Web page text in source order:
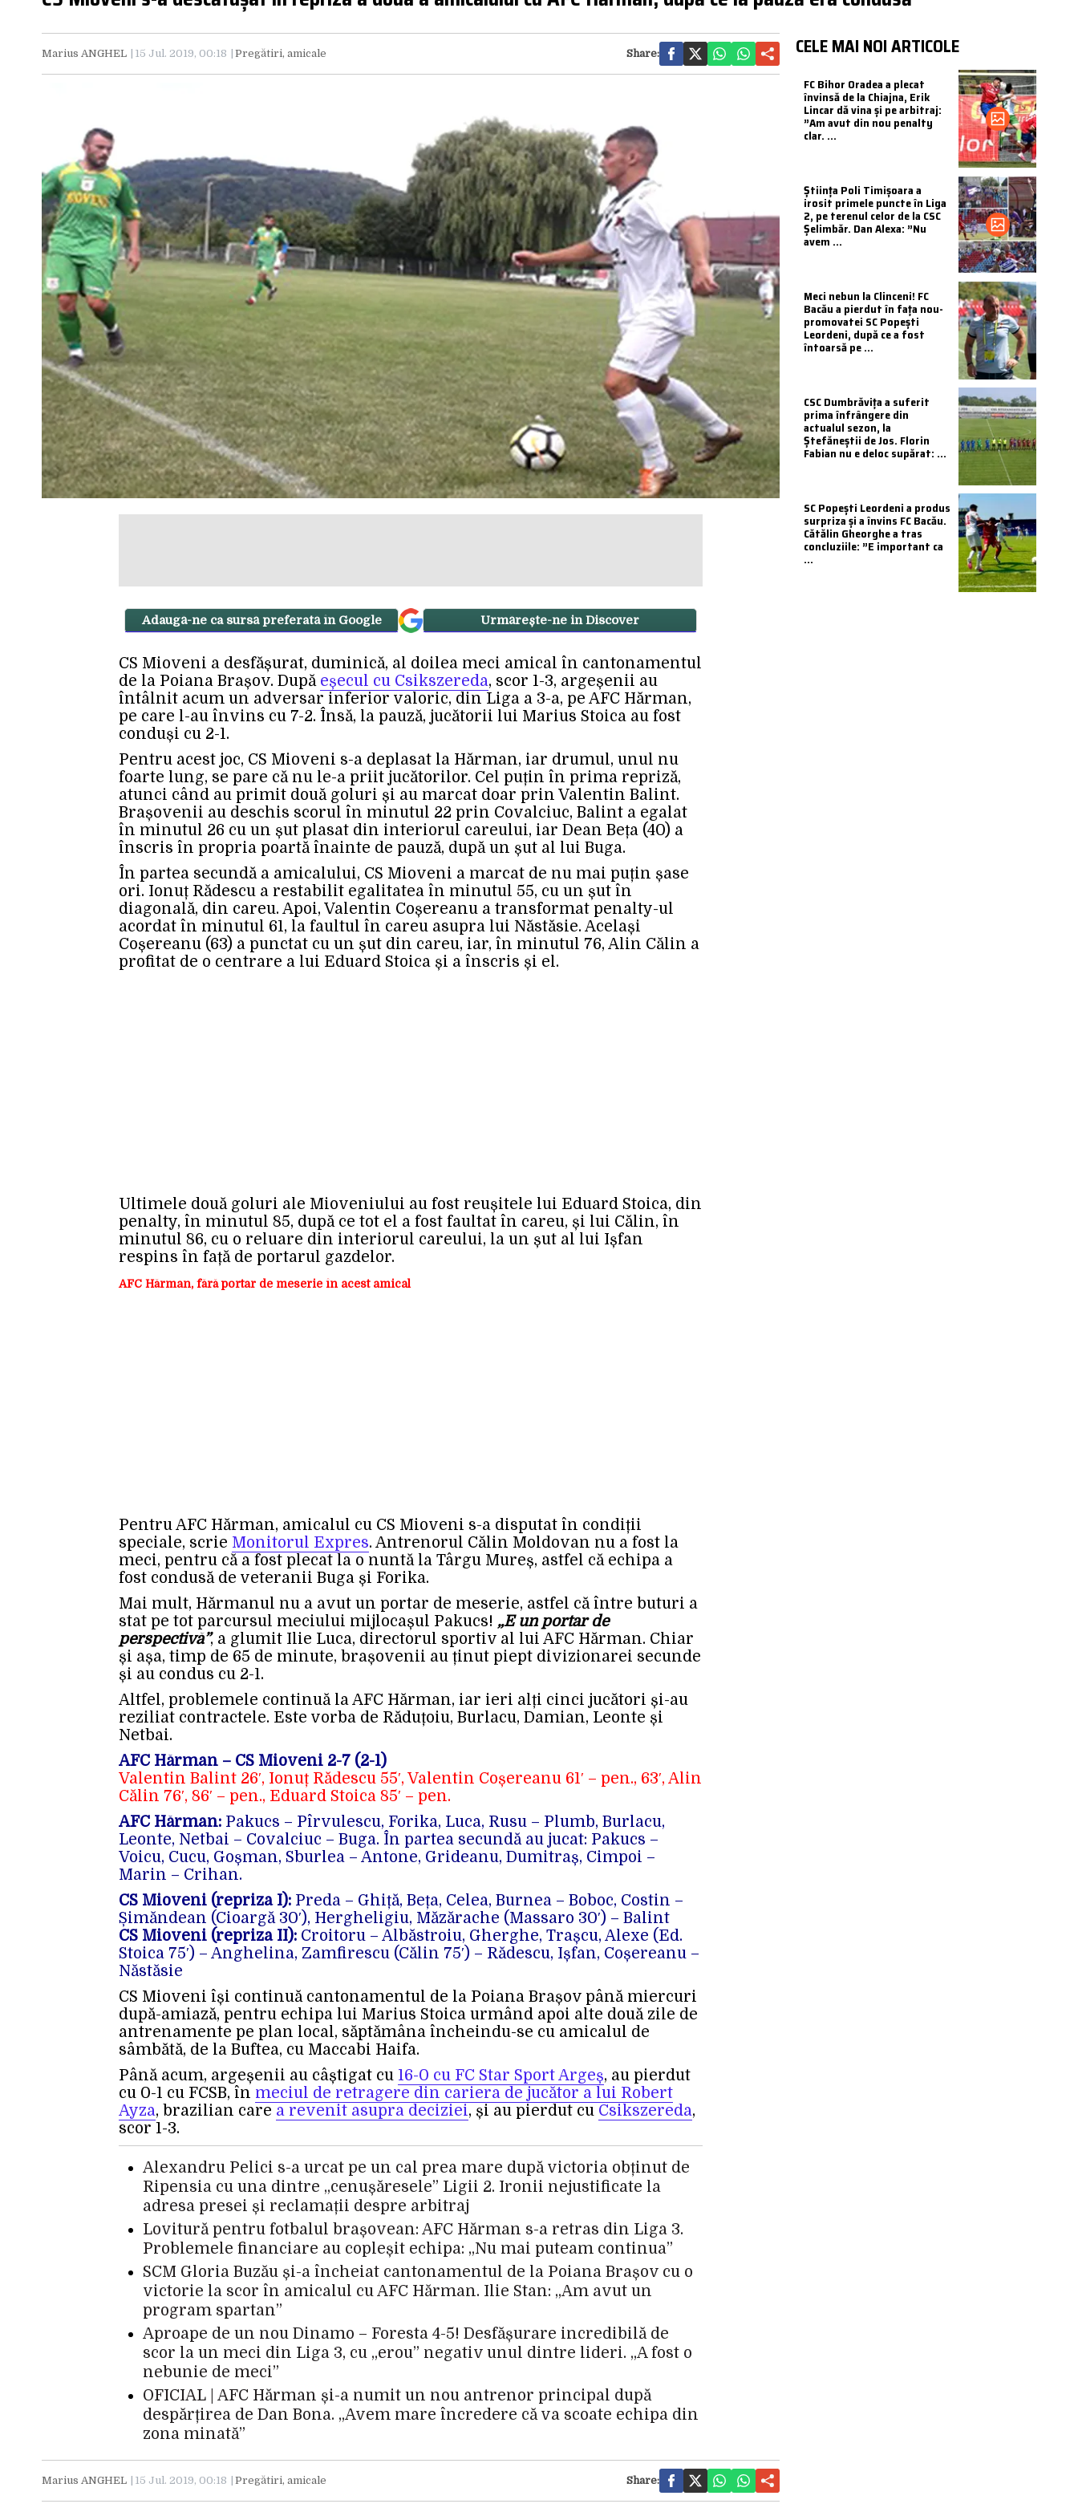
Marius ANGHEL 15 Jul. 2019, 00:18 Pregătiri, amicale Share:
Adaugă-ne ca sursă preferată în Google Urmărește-ne in Discover
CS Mioveni a desfășurat, duminică, al doilea meci amical în cantonamentul
de la Poiana Brașov. După eșecul cu Csikszereda, scor 1-3, argeșenii au
întâlnit acum un adversar inferior valoric, din Liga a 3-a, pe AFC Hărman,
pe care l-au învins cu 7-2. Însă, la pauză, jucătorii lui Marius Stoica au fost
conduși cu 2-1.
Pentru acest joc, CS Mioveni s-a deplasat la Hărman, iar drumul, unul nu
foarte lung, se pare că nu le-a priit jucătorilor. Cel puțin în prima repriză,
atunci când au primit două goluri și au marcat doar prin Valentin Balint.
Brașovenii au deschis scorul în minutul 22 prin Covalciuc, Balint a egalat
în minutul 26 cu un șut plasat din interiorul careului, iar Dean Beța (40) a
înscris în propria poartă înainte de pauză, după un șut al lui Buga.
În partea secundă a amicalului, CS Mioveni a marcat de nu mai puțin șase
ori. Ionuț Rădescu a restabilit egalitatea în minutul 55, cu un șut în
diagonală, din careu. Apoi, Valentin Coșereanu a transformat penalty-ul
acordat în minutul 61, la faultul în careu asupra lui Năstăsie. Același
Coșereanu (63) a punctat cu un șut din careu, iar, în minutul 76, Alin Călin a
profitat de o centrare a lui Eduard Stoica și a înscris și el.
Ultimele două goluri ale Mioveniului au fost reușitele lui Eduard Stoica, din
penalty, în minutul 85, după ce tot el a fost faultat în careu, și lui Călin, în
minutul 86, cu o reluare din interiorul careului, la un șut al lui Ișfan
respins în față de portarul gazdelor.
AFC Hărman, fără portar de meserie în acest amical
Pentru AFC Hărman, amicalul cu CS Mioveni s-a disputat în condiții
speciale, scrie Monitorul Expres. Antrenorul Călin Moldovan nu a fost la
meci, pentru că a fost plecat la o nuntă la Târgu Mureș, astfel că echipa a
fost condusă de veteranii Buga și Forika.
Mai mult, Hărmanul nu a avut un portar de meserie, astfel că între buturi a
stat pe tot parcursul meciului mijlocașul Pakucs! „E un portar de
perspectivă”, a glumit Ilie Luca, directorul sportiv al lui AFC Hărman. Chiar
și așa, timp de 65 de minute, brașovenii au ținut piept divizionarei secunde
și au condus cu 2-1.
Altfel, problemele continuă la AFC Hărman, iar ieri alți cinci jucători și-au
reziliat contractele. Este vorba de Răduțoiu, Burlacu, Damian, Leonte și
Netbai.
AFC Hărman – CS Mioveni 2-7 (2-1)
Valentin Balint 26′, Ionuț Rădescu 55′, Valentin Coșereanu 61′ – pen., 63′, Alin
Călin 76′, 86′ – pen., Eduard Stoica 85′ – pen.
AFC Hărman: Pakucs – Pîrvulescu, Forika, Luca, Rusu – Plumb, Burlacu,
Leonte, Netbai – Covalciuc – Buga. În partea secundă au jucat: Pakucs –
Voicu, Cucu, Goșman, Sburlea – Antone, Grideanu, Dumitraș, Cimpoi –
Marin – Crihan.
CS Mioveni (repriza I): Preda – Ghiță, Beța, Celea, Burnea – Boboc, Costin –
Șimăndean (Cioargă 30′), Hergheligiu, Măzărache (Massaro 30′) – Balint
CS Mioveni (repriza II): Croitoru – Albăstroiu, Gherghe, Trașcu, Alexe (Ed.
Stoica 75′) – Anghelina, Zamfirescu (Călin 75′) – Rădescu, Ișfan, Coșereanu –
Năstăsie
CS Mioveni își continuă cantonamentul de la Poiana Brașov până miercuri
după-amiază, pentru echipa lui Marius Stoica urmând apoi alte două zile de
antrenamente pe plan local, săptămâna încheindu-se cu amicalul de
sâmbătă, de la Buftea, cu Maccabi Haifa.
Până acum, argeșenii au câștigat cu 16-0 cu FC Star Sport Argeș, au pierdut
cu 0-1 cu FCSB, în meciul de retragere din cariera de jucător a lui Robert
Ayza, brazilian care a revenit asupra deciziei, și au pierdut cu Csikszereda,
scor 1-3.
Alexandru Pelici s-a urcat pe un cal prea mare după victoria obținut de
Ripensia cu una dintre „cenușăresele” Ligii 2. Ironii nejustificate la
adresa presei și reclamații despre arbitraj
Lovitură pentru fotbalul brașovean: AFC Hărman s-a retras din Liga 3.
Problemele financiare au copleșit echipa: „Nu mai puteam continua”
SCM Gloria Buzău și-a încheiat cantonamentul de la Poiana Brașov cu o
victorie la scor în amicalul cu AFC Hărman. Ilie Stan: „Am avut un
program spartan”
Aproape de un nou Dinamo – Foresta 4-5! Desfășurare incredibilă de
scor la un meci din Liga 3, cu „erou” negativ unul dintre lideri. „A fost o
nebunie de meci”
OFICIAL | AFC Hărman și-a numit un nou antrenor principal după
despărțirea de Dan Bona. „Avem mare încredere că va scoate echipa din
zona minată”
Marius ANGHEL 15 Jul. 2019, 00:18 Pregătiri, amicale Share:
CELE MAI NOI ARTICOLE
FC Bihor Oradea a plecat
învinsă de la Chiajna, Erik
Lincar dă vina și pe arbitraj:
”Am avut din nou penalty
clar. ...
Știința Poli Timișoara a
irosit primele puncte în Liga
2, pe terenul celor de la CSC
Șelimbăr. Dan Alexa: ”Nu
avem ...
Meci nebun la Clinceni! FC
Bacău a pierdut în fața nou-
promovatei SC Popești
Leordeni, după ce a fost
întoarsă pe ...
CSC Dumbrăvița a suferit
prima înfrângere din
actualul sezon, la
Ștefăneștii de Jos. Florin
Fabian nu e deloc supărat: ...
SC Popești Leordeni a produs
surpriza și a învins FC Bacău.
Cătălin Gheorghe a tras
concluziile: ”E important ca
...